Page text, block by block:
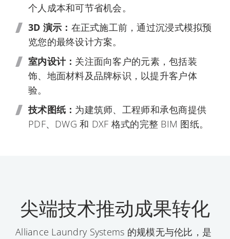
个人成本和可节省机会。
3D 演示： 在正式施工前，通过沉浸式模拟预
览您的最终设计方案。
室内设计： 关注面向客户的元素，包括装
饰、地面材料及品牌标识，以提升客户体
验。
技术图纸： 为建筑师、工程师和承包商提供
PDF、DWG 和 DXF 格式的完整 BIM 图纸。
尖端技术推动成果转化
Alliance Laundry Systems 的规模无与伦比，是